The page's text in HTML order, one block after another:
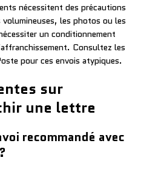
nécessitent des précautions
les photos ou les
un conditionnement
Consultez les
pour ces envois atypiques.
sur
une lettre
recommandé avec